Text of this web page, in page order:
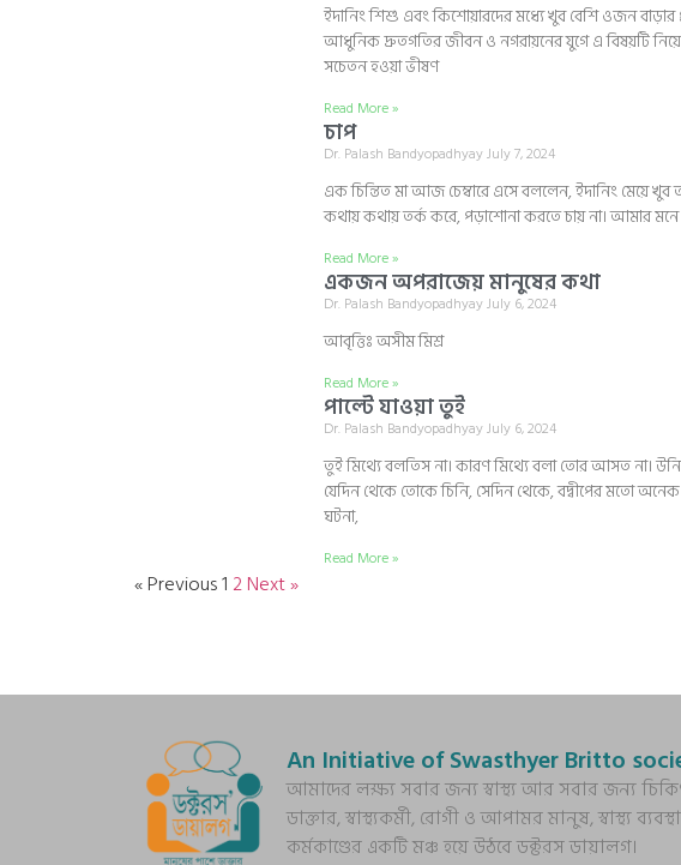
ইদানিং শিশু এবং কিশোয়ারদের মধ্যে খুব বেশি ওজন বাড়ার
আধুনিক দ্রুতগতির জীবন ও নগরায়নের যুগে এ বিষয়টি
সচেতন হওয়া ভীষণ
Read More »
চাপ
Dr. Palash BandyopadhyayJuly 7, 2024
এক চিন্তিত মা আজ চেম্বারে এসে বললেন, ইদানিং মেয়ে খুব
কথায় কথায় তর্ক করে, পড়াশোনা করতে চায় না। আমার
Read More »
একজন অপরাজেয় মানুষের কথা
Dr. Palash BandyopadhyayJuly 6, 2024
আবৃত্তিঃ অসীম মিশ্র
Read More »
পাল্টে যাওয়া তুই
Dr. Palash BandyopadhyayJuly 6, 2024
তুই মিথ্যে বলতিস না। কারণ মিথ্যে বলা তোর আসত না।
যেদিন থেকে তোকে চিনি, সেদিন থেকে, বদ্বীপের মতো অনেক
ঘটনা,
Read More »
« Previous1 2Next »
An Initiative of Swasthyer Britto
আমাদের লক্ষ্য সবার জন্য স্বাস্থ্য আর সবার জন্য
ডাক্তার, স্বাস্থ্যকর্মী, রোগী ও আপামর মানুষ, স্বাস্থ্য
কর্মকাণ্ডের একটি মঞ্চ হয়ে উঠবে ডক্টরস ডায়ালগ।